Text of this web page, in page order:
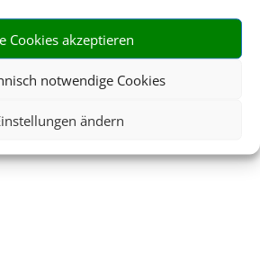
Cookies akzeptieren
notwendige Cookies
ändern